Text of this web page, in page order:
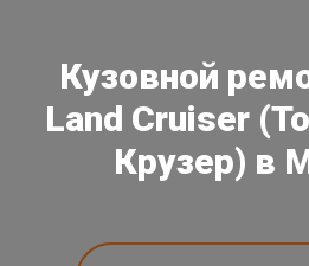
Кузовной
Land Cruiser
Крузер) в